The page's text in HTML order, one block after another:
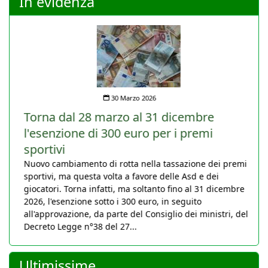
30 Marzo 2026
Torna dal 28 marzo al 31 dicembre
l'esenzione di 300 euro per i premi
sportivi
Nuovo cambiamento di rotta nella tassazione dei premi
sportivi, ma questa volta a favore delle Asd e dei
giocatori. Torna infatti, ma soltanto fino al 31 dicembre
2026, l'esenzione sotto i 300 euro, in seguito
all'approvazione, da parte del Consiglio dei ministri, del
Decreto Legge n°38 del 27...